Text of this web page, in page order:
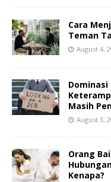
Cara
Teman
August 4,
Masih
August 3,
Orang
Kenapa?